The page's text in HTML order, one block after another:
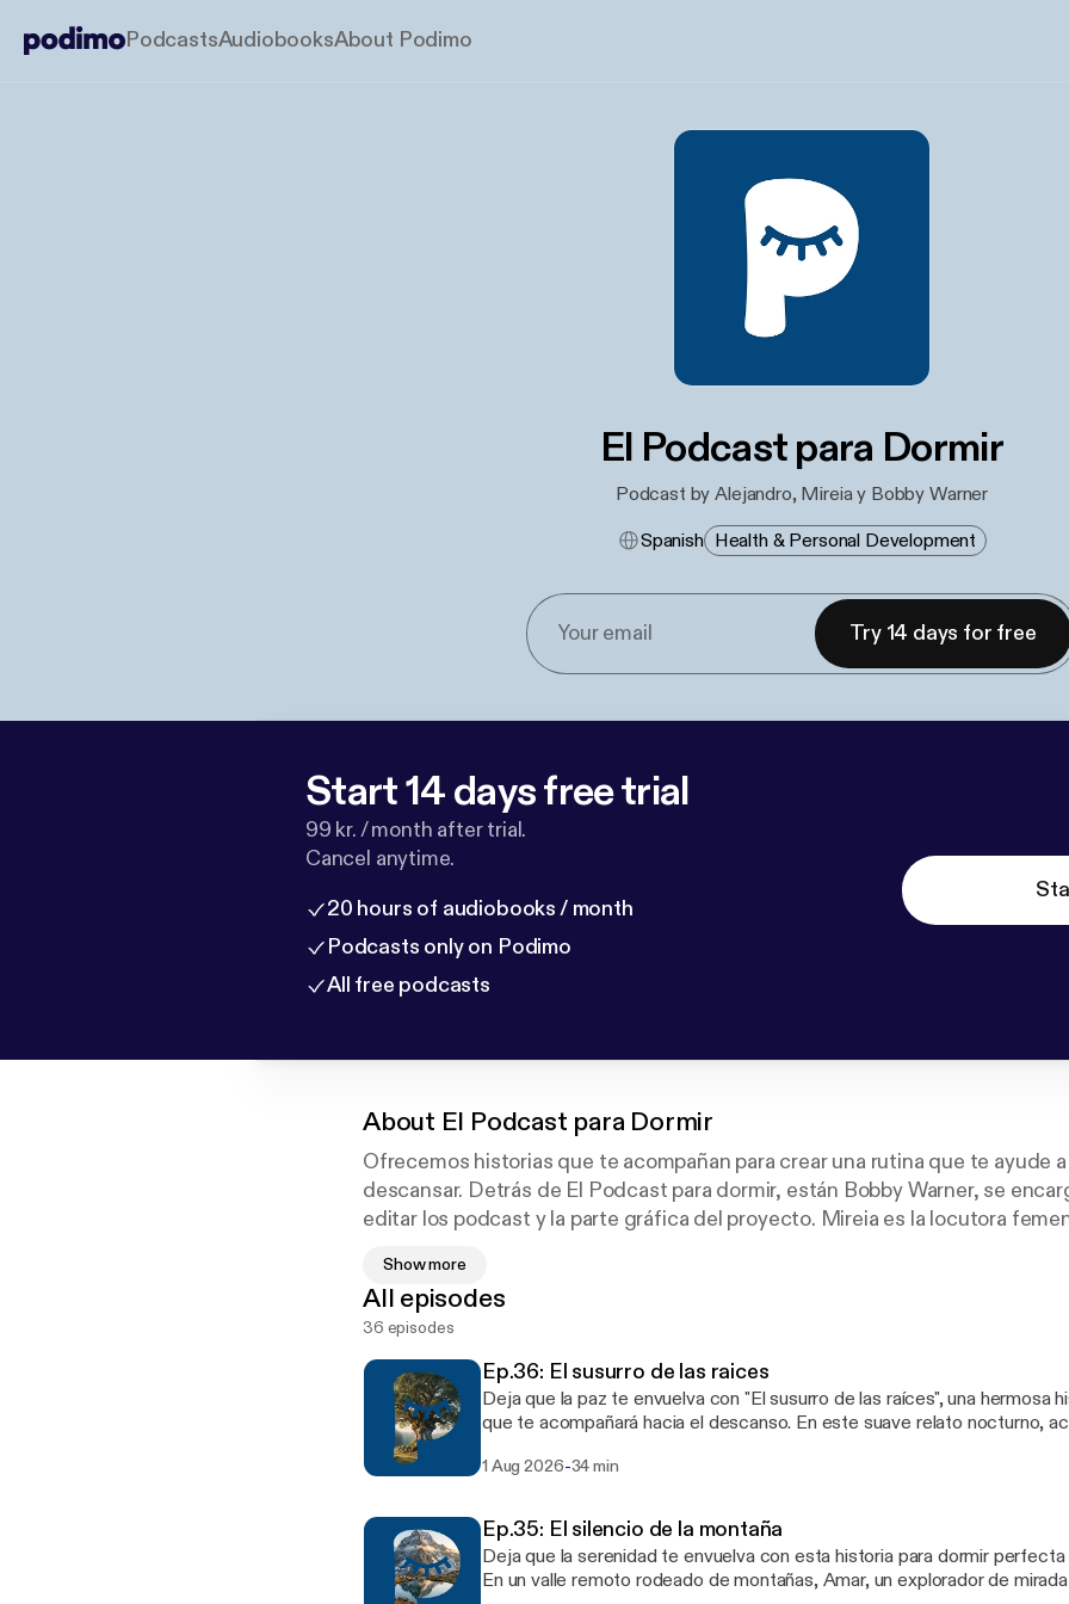
PodcastsAudiobooksAbout Podimo
El Podcast para Dormir
Podcast by Alejandro, Mireia y Bobby Warner
Spanish Health & Personal Development
Try 14 days for free
Start 14 days free trial
99 kr. / month after trial.
Cancel anytime.
20 hours of audiobooks / month
Podcasts only on Podimo
All free podcasts
About El Podcast para Dormir
Ofrecemos historias que te acompañan para crear una rutina que te ayude
descansar. Detrás de El Podcast para dormir, están Bobby Warner, se
editar los podcast y la parte gráfica del proyecto. Mireia es la locutora
Show more
All episodes
36 episodes
Ep.36: El susurro de las raices
Deja que la paz te envuelva con "El susurro de las raíces", una hermosa
que te acompañará hacia el descanso. En este suave relato nocturno,
hasta la cima de una colina, al pie de un antiguo y sereno roble cuyas
fuera, sino que habita dentro de nosotros. Al tiempo, una joven cansada
junto a él el mismo refugio, aprendiendo a respirar al ritmo de la
sus tensiones. Este cuento calmado es ideal para tu rutina de podcast
para liberar las preocupaciones del día. Pon tu móvil en modo descanso,
1 Aug 2026-34 min
Ep.35: El silencio de la montaña
Deja que la serenidad te envuelva con esta historia para dormir perfecta
En un valle remoto rodeado de montañas, Amar, un explorador de